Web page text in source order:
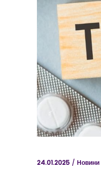
24.01.2025 Новини